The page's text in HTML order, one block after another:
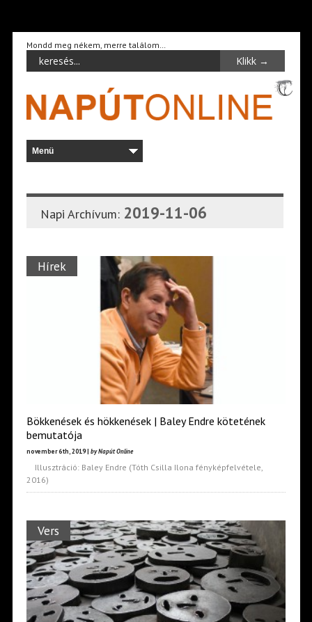
Mondd meg nékem, merre találom…
Napi Archívum: 2019-11-06
Hírek
Bökkenések és hökkenések | Baley Endre kötetének
bemutatója
november 6th, 2019 | by Napút Online
Illusztráció: Baley Endre (Tóth Csilla Ilona fényképfelvétele,
2016)
Vers